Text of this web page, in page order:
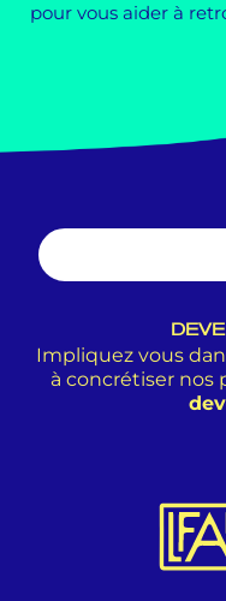
pour vous aider à
Impliquez vous
à concrétiser nos